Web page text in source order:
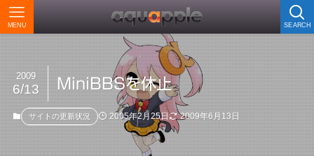
SEARCH
MENU
MiniBBSを休止
2009
6/13
サイトの更新状況 2005年2月25日 2009年6月13日